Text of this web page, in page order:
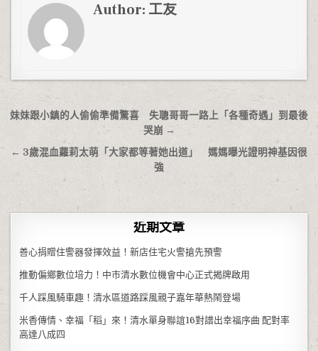
Author: 工友
文章導覽
妹妹跟小鎮的人偷偷準備驚喜 失聰哥哥一路上「各種奇遇」到最後
哭崩 →
← 3歲混血蘿莉太萌「大家都等著她出道」 媽媽曝光證明神基因很
強
近期文章
善心捐贈住警器發揮效益！新店住宅火警搶先預警
推動偏鄉數位培力！中市清水數位機會中心正式揭牌啟用
千人踩風騎車趣！清水區道路踩風親子嘉年華熱鬧登場
米香傳情、幸福「稻」來！清水單身聯誼16對譜出幸福序曲 配對率
高達八成四